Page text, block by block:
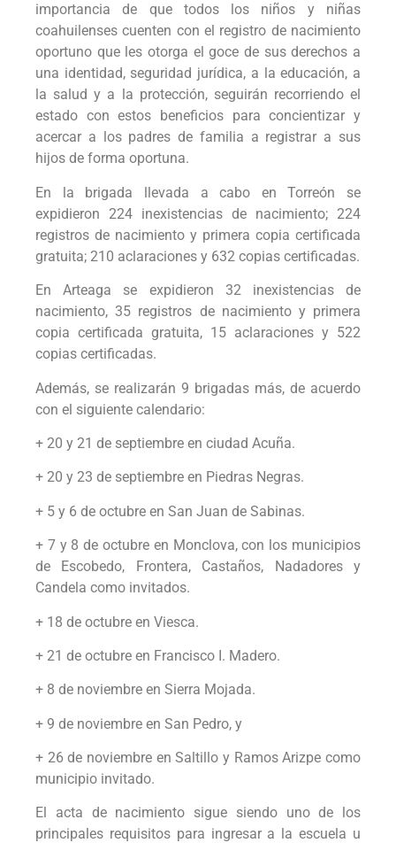
importancia de que todos los niños y niñas
coahuilenses cuenten con el registro de nacimiento
oportuno que les otorga el goce de sus derechos a
una identidad, seguridad jurídica, a la educación, a
la salud y a la protección, seguirán recorriendo el
estado con estos beneficios para concientizar y
acercar a los padres de familia a registrar a sus
hijos de forma oportuna.
En la brigada llevada a cabo en Torreón se
expidieron 224 inexistencias de nacimiento; 224
registros de nacimiento y primera copia certificada
gratuita; 210 aclaraciones y 632 copias certificadas.
En Arteaga se expidieron 32 inexistencias de
nacimiento, 35 registros de nacimiento y primera
copia certificada gratuita, 15 aclaraciones y 522
copias certificadas.
Además, se realizarán 9 brigadas más, de acuerdo
con el siguiente calendario:
+ 20 y 21 de septiembre en ciudad Acuña.
+ 20 y 23 de septiembre en Piedras Negras.
+ 5 y 6 de octubre en San Juan de Sabinas.
+ 7 y 8 de octubre en Monclova, con los municipios
de Escobedo, Frontera, Castaños, Nadadores y
Candela como invitados.
+ 18 de octubre en Viesca.
+ 21 de octubre en Francisco I. Madero.
+ 8 de noviembre en Sierra Mojada.
+ 9 de noviembre en San Pedro, y
+ 26 de noviembre en Saltillo y Ramos Arizpe como
municipio invitado.
El acta de nacimiento sigue siendo uno de los
principales requisitos para ingresar a la escuela u